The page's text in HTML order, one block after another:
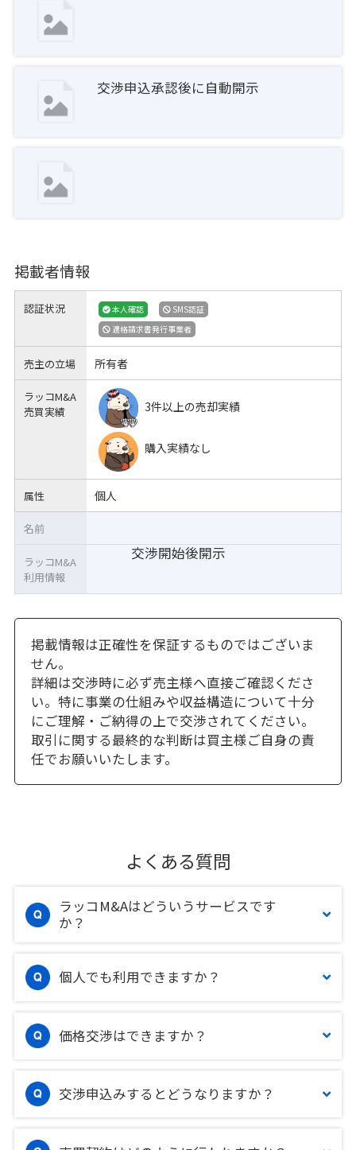
交渉申込承認後に自動開示
掲載者情報
認証状況 本人確認
SMS認証
適格請求書発行事業者
売主の立場 所有者
ラッコM&A
売買実績
3件以上の売却実績
購入実績なし
属性 個人
交渉開始後開示
名前
ラッコM&A
利用情報
掲載情報は正確性を保証するものではございま
せん。
詳細は交渉時に必ず売主様へ直接ご確認くださ
い。特に事業の仕組みや収益構造について十分
にご理解・ご納得の上で交渉されてください。
取引に関する最終的な判断は買主様ご自身の責
任でお願いいたします。
よくある質問
ラッコM&Aはどういうサービスです
か？
個人でも利用できますか？
価格交渉はできますか？
交渉申込みするとどうなりますか？